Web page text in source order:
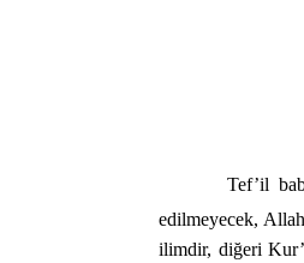
Tef’il
edilmeyecek,
ilimdir, diğeri